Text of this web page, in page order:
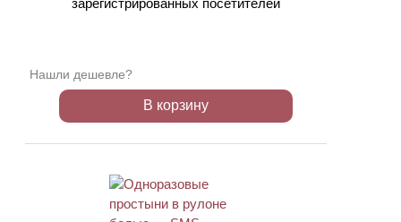
зарегистрированных посетителей
Нашли дешевле?
В корзину